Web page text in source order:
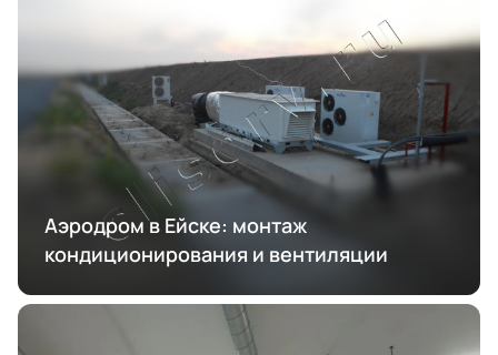
Аэродром в Ейске: монтаж
кондиционирования и вентиляции